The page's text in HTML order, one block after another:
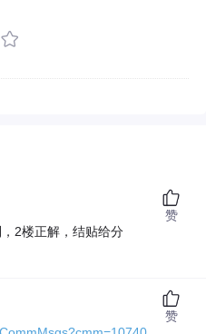
2楼正解，结贴给分
赞
赞